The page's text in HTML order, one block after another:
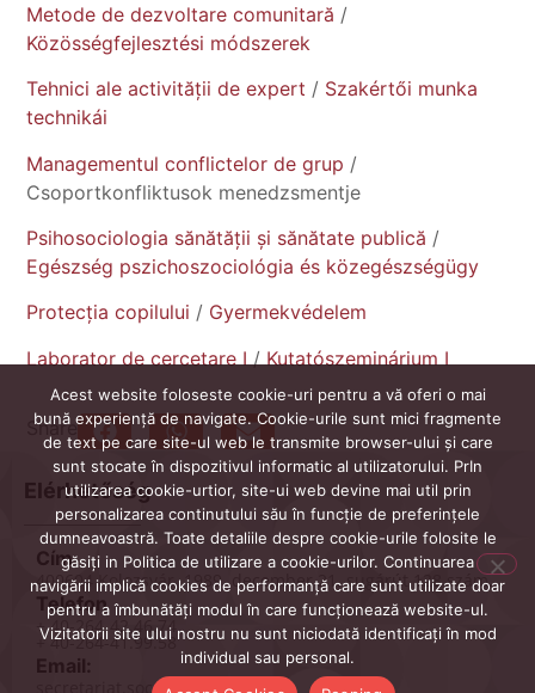
Metode de dezvoltare comunitară /
Közösségfejlesztési módszerek
Tehnici ale activității de expert / Szakértői munka
technikái
Managementul conflictelor de grup /
Csoportkonfliktusok menedzsmentje
Psihosociologia sănătății și sănătate publică /
Egészség pszichoszociológia és közegészségügy
Protecția copilului / Gyermekvédelem
Laborator de cercetare I / Kutatószeminárium I
Share
Elérhetőség
Cím
400604 Kolozsvár, 1989. december 21. sugárút 128 szám.
Telefon
+ 40-264-42.46.74
+ 40-264-41.99.58
Email:
secretariat.socasis@ubbcluj.ro
Acest website foloseste cookie-uri pentru a vă oferi o mai
bună experiență de navigate. Cookie-urile sunt mici fragmente
de text pe care site-ul web le transmite browser-ului și care
sunt stocate în dispozitivul informatic al utilizatorului. PrIn
utilizarea cookie-urtior, site-ui web devine mai util prin
personalizarea continutului său în funcție de preferințele
dumneavoastră. Toate detaliile despre cookie-urile folosite le
găsiți in Politica de utilizare a cookie-urilor. Continuarea
navigării implică cookies de performanță care sunt utilizate doar
pentru a îmbunătăți modul în care funcționează website-ul.
Vizitatorii site ului nostru nu sunt niciodată identificați în mod
individual sau personal.